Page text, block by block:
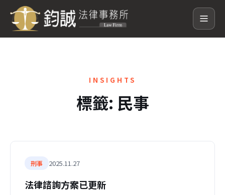
INSIGHTS
標籤: 民事
刑事 2025.11.27
法律諮詢方案已更新